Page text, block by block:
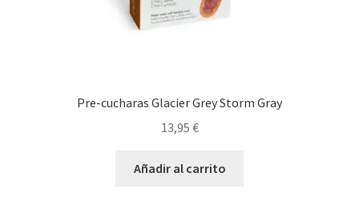
Pre-cucharas Glacier Grey Storm Gray
13,95 €
Añadir al carrito